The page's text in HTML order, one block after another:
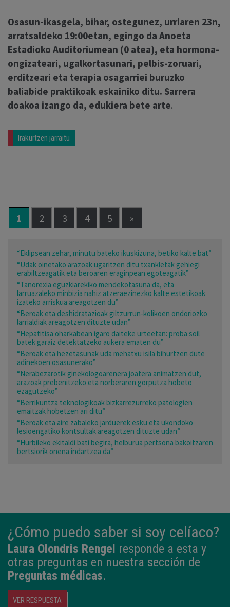
Osasun-ikasgela, bihar, ostegunez, urriaren 23n,
arratsaldeko 19:00etan, egingo da Anoeta
Estadioko Auditoriumean (0 atea), eta hormona-
ongizateari, ugalkortasunari, pelbis-zoruari,
erditzeari eta terapia osagarriei buruzko
baliabide praktikoak eskainiko ditu. Sarrera
doakoa izango da, edukiera bete arte.
Irakurtzen jarraitu
1 2 3 4 5 »
“Eklipsean zehar, minutu bateko ikuskizuna, betiko kalte bat”
“Udak oinetako arazoak ugaritzen ditu txankletak gehiegi
erabiltzeagatik eta beroaren eraginpean egoteagatik”
“Tanorexia eguzkiarekiko mendekotasuna da, eta
larruazaleko minbizia nahiz atzeraezinezko kalte estetikoak
izateko arriskua areagotzen du”
“Beroak eta deshidratazioak giltzurrun-kolikoen ondoriozko
larrialdiak areagotzen dituzte udan”
“Hepatitisa oharkabean igaro daiteke urteetan: proba soil
batek garaiz detektatzeko aukera ematen du”
“Beroak eta hezetasunak uda mehatxu isila bihurtzen dute
adinekoen osasunerako”
“Nerabezarotik ginekologoarenera joatera animatzen dut,
arazoak prebenitzeko eta norberaren gorputza hobeto
ezagutzeko”
“Berrikuntza teknologikoak bizkarrezurreko patologien
emaitzak hobetzen ari ditu”
“Beroak eta aire zabaleko jarduerek esku eta ukondoko
lesioengatiko kontsultak areagotzen dituzte udan”
“Hurbileko ekitaldi bati begira, helburua pertsona bakoitzaren
bertsiorik onena indartzea da”
¿Cómo puedo saber si soy celíaco?
Laura Olondris Rengel responde a esta y
otras preguntas en nuestra sección de
Preguntas médicas.
VER RESPUESTA